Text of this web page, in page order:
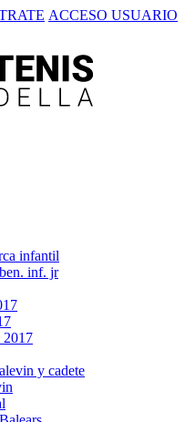
ACCESO USUARIO
infantil
inf. jr
2017
y cadete